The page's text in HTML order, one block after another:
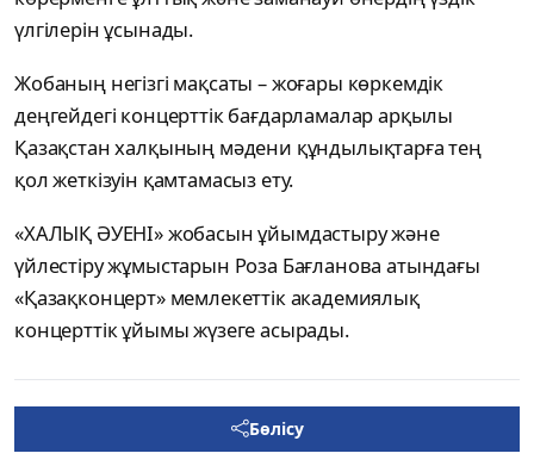
үлгілерін ұсынады.
Жобаның негізгі мақсаты – жоғары көркемдік
деңгейдегі концерттік бағдарламалар арқылы
Қазақстан халқының мәдени құндылықтарға тең
қол жеткізуін қамтамасыз ету.
«ХАЛЫҚ ӘУЕНІ» жобасын ұйымдастыру және
үйлестіру жұмыстарын Роза Бағланова атындағы
«Қазақконцерт» мемлекеттік академиялық
концерттік ұйымы жүзеге асырады.
Бөлісу